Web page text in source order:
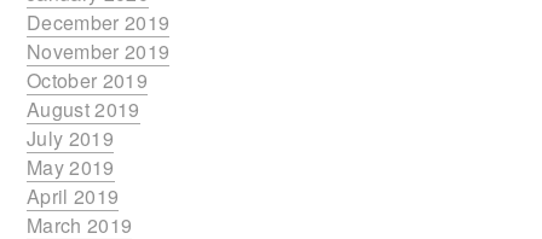
December 2019
November 2019
October 2019
August 2019
July 2019
May 2019
April 2019
March 2019